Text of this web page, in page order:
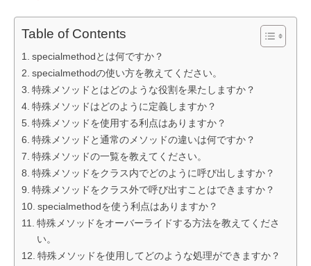
Table of Contents
specialmethodとは何ですか？
specialmethodの使い方を教えてください。
特殊メソッドとはどのような役割を果たしますか？
特殊メソッドはどのように定義しますか？
特殊メソッドを使用する利点はありますか？
特殊メソッドと通常のメソッドの違いは何ですか？
特殊メソッドの一覧を教えてください。
特殊メソッドをクラス内でどのように呼び出しますか？
特殊メソッドをクラス外で呼び出すことはできますか？
specialmethodを使う利点はありますか？
特殊メソッドをオーバーライドする方法を教えてくださ
い。
特殊メソッドを使用してどのような処理ができますか？